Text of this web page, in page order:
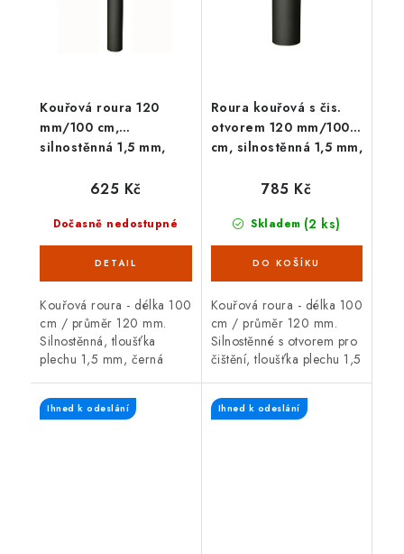
Kouřová roura 120
mm/100 cm,
silnostěnná 1,5 mm,
Dočasně nedostupné
625 Kč
Kouřová roura - délka 100
cm / průměr 120 mm.
Silnostěnná, tloušťka
plechu 1,5 mm, černá
určená pro spojení mezi
spalinovým hrdlem
Roura kouřová s čis.
otvorem 120 mm/100
cm, silnostěnná 1,5 mm,
Skladem (2 ks)
785 Kč
Kouřová roura - délka 100
cm / průměr 120 mm.
Silnostěnné s otvorem pro
čištění, tloušťka plechu 1,5
roura je určená pro
spojení mezi spalinovým
Ihned k odeslání Ihned k odeslání